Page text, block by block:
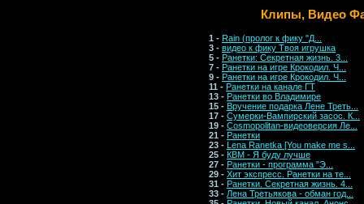
Клипы, Видео
1 - Rain (пролог к фику "Д...
3 - видео к фику Твоя игрушка
5 - Ранетки: Секретная жизнь. 3...
7 - Ранетки на игре Крокодил. Ч...
9 - Ранетки на игре Крокодил. Ч...
11 - Ранетки на канале ГТ
13 - Ранетки во Владимире
15 - Вручение подарка Лене Треть...
17 - Сумерки-Вампирский засос. К...
19 - Cosmopolitan-видеоверсия Ле...
21 - Ранетки
23 - Lena Ranetka [You make me s...
25 - КВМ - Я буду лучше
27 - Ранетки - программа "Э...
29 - Хит экспресс. Ранетки на те...
31 - Ранетки. Секретная жизнь. 4...
33 - Лена Третьякова - обман год...